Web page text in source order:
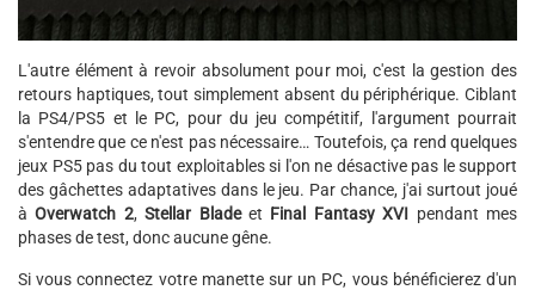
L'autre élément à revoir absolument pour moi, c'est la gestion des
retours haptiques, tout simplement absent du périphérique. Ciblant
la PS4/PS5 et le PC, pour du jeu compétitif, l'argument pourrait
s'entendre que ce n'est pas nécessaire… Toutefois, ça rend quelques
jeux PS5 pas du tout exploitables si l'on ne désactive pas le support
des gâchettes adaptatives dans le jeu. Par chance, j'ai surtout joué
àOverwatch 2,Stellar Bladeet Final Fantasy XVI pendant mes
phases de test, donc aucune gêne.
Si vous connectez votre manette sur un PC, vous bénéficierez d'un